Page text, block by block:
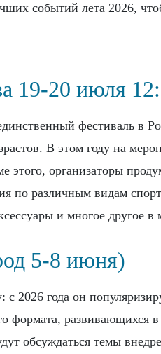
событий лета 2026,
19-20 июля
фестиваль в
В этом году на
организаторы
по различным видам
и многое другое
5-8 июня)
2026 года он
формата, развивающихся
обсуждаться темы